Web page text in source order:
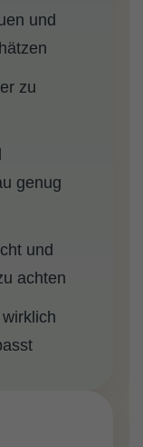
und
zu
genug
und
achten